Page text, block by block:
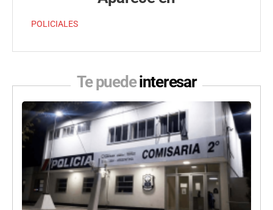
POLICIALES
Te puedeinteresar